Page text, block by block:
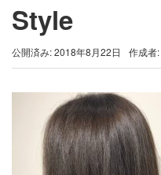
Style
公開済み: 2018年8月22日 作成者: